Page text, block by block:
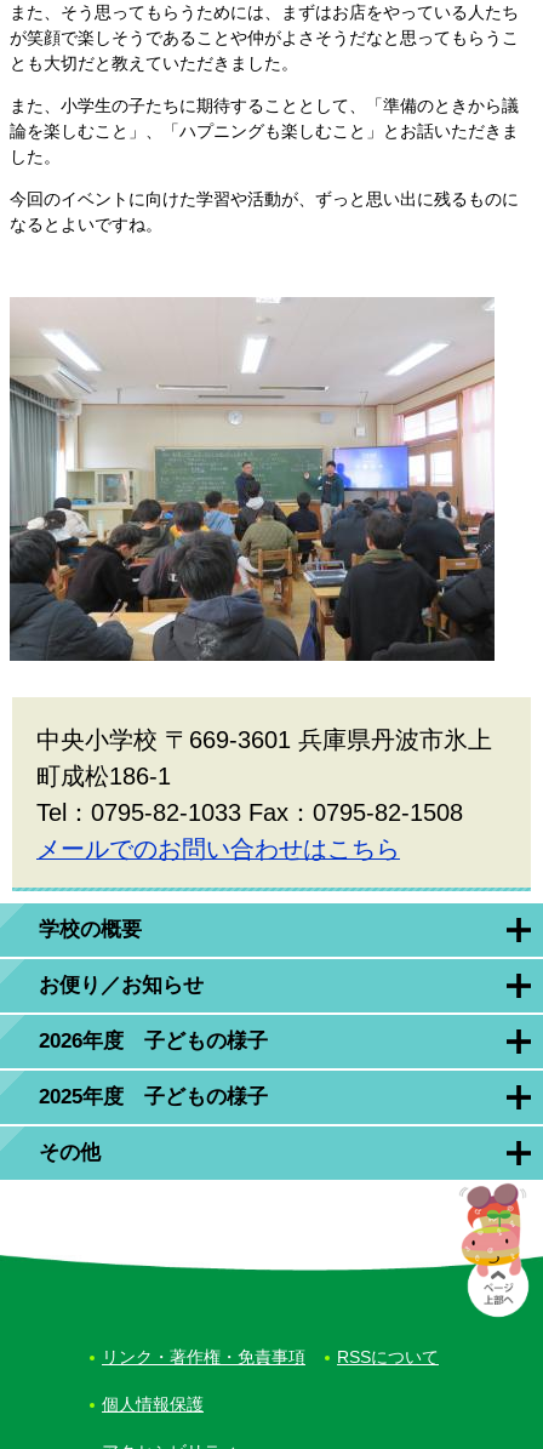
学校の概要
お便り／お知らせ
2026年度 子どもの様子
2025年度 子どもの様子
その他
また、そう思ってもらうためには、まずはお店をやっている人たち
が笑顔で楽しそうであることや仲がよさそうだなと思ってもらうこ
とも大切だと教えていただきました。
また、小学生の子たちに期待することとして、「準備のときから議
論を楽しむこと」、「ハプニングも楽しむこと」とお話いただきま
した。
今回のイベントに向けた学習や活動が、ずっと思い出に残るものに
なるとよいですね。
中央小学校 〒669-3601 兵庫県丹波市氷上
町成松186-1
Tel：0795-82-1033 Fax：0795-82-1508
メールでのお問い合わせはこちら
リンク・著作権・免責事項 RSSについて
個人情報保護